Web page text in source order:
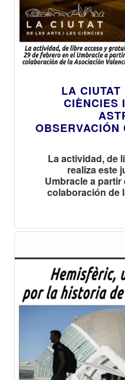
LA
CIÈNCIES
OBSERVACIÓN
La actividad, de
realiza este
Umbracle a
colaboración de